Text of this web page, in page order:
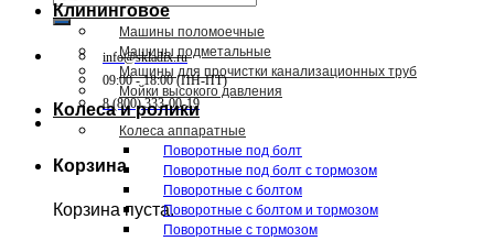
info@skladix.ru
09:00 - 18:00 (ПН-ПТ)
8 (800) 333-00-19
Корзина
Корзина пуста.
Клининговое
Машины поломоечные
Машины подметальные
Машины для прочистки канализационных труб
Мойки высокого давления
Колеса и ролики
Колеса аппаратные
Поворотные под болт
Поворотные под болт с тормозом
Поворотные с болтом
Поворотные с болтом и тормозом
Поворотные с тормозом